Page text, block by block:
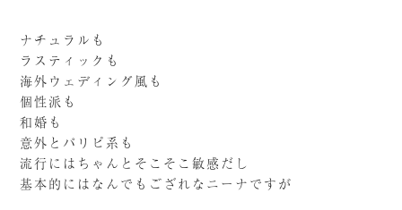
ナチュラルも
ラスティックも
海外ウェディング風も
個性派も
和婚も
意外とパリピ系も
流行にはちゃんとそこそこ敏感だし
基本的にはなんでもござれなニーナですが